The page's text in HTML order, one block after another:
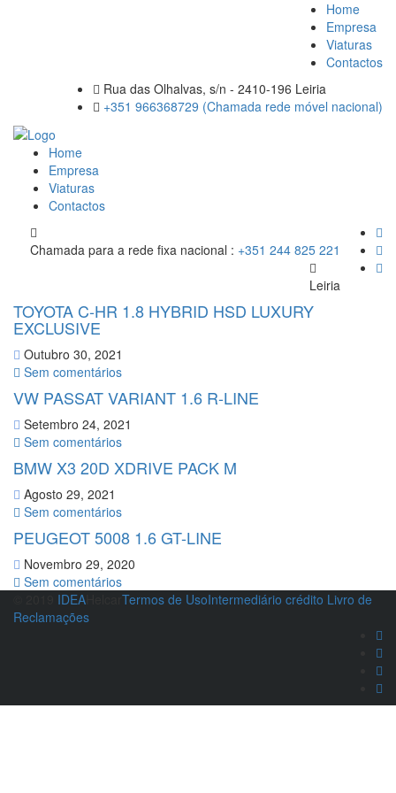
Home
Empresa
Viaturas
Contactos
Rua das Olhalvas, s/n - 2410-196 Leiria
+351 966368729 (Chamada rede móvel nacional)
Home
Empresa
Viaturas
Contactos
Chamada para a rede fixa nacional : +351 244 825 221
Leiria
TOYOTA C-HR 1.8 HYBRID HSD LUXURY
EXCLUSIVE
Outubro 30, 2021
Sem comentários
VW PASSAT VARIANT 1.6 R-LINE
Setembro 24, 2021
Sem comentários
BMW X3 20D XDRIVE PACK M
Agosto 29, 2021
Sem comentários
PEUGEOT 5008 1.6 GT-LINE
Novembro 29, 2020
Sem comentários
IDEA Termos de UsoIntermediário crédito Livro de
Reclamações